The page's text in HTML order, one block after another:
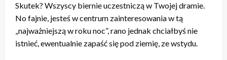
Skutek? Wszyscy biernie uczestniczą w Twojej dramie.
No fajnie, jesteś w centrum zainteresowania w tą
„najważniejszą w roku noc”, rano jednak chciałbyś nie
istnieć, ewentualnie zapaść się pod ziemię, ze wstydu.